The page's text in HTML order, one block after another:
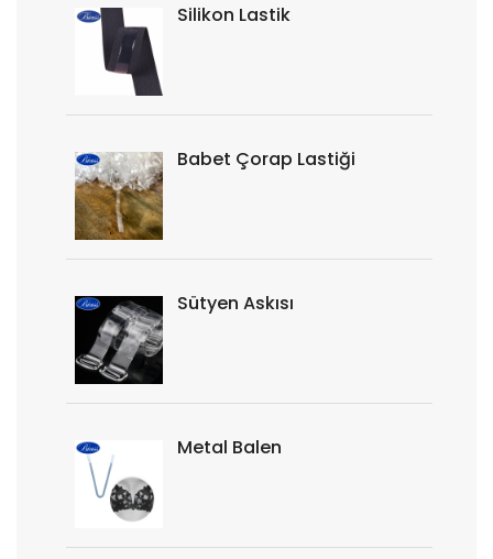
Silikon Lastik
Babet Çorap Lastiği
Sütyen Askısı
Metal Balen